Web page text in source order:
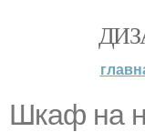
Шкаф на